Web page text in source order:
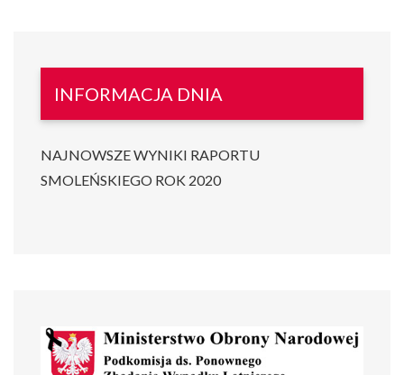
INFORMACJA DNIA
NAJNOWSZE WYNIKI RAPORTU
SMOLEŃSKIEGO ROK 2020